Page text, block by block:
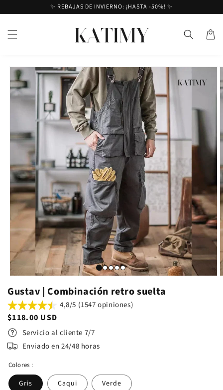
contenido
✨ REBAJAS DE INVIERNO: ¡HASTA -50%! ✨
Cesta
información
del
producto
Gustav | Combinación retro suelta
4,8/5 (1547 opiniones)
Precio
normal
$118.00 USD
Servicio al cliente 7/7
Enviado en 24/48 horas
Colores :
Gris Caqui Verde